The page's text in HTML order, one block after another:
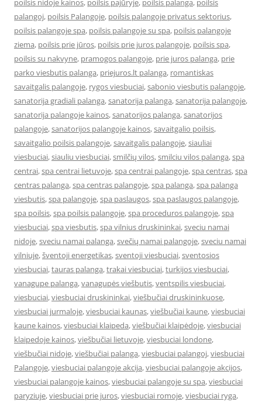
poilsis nidoje kainos, poilsis pajūryje, poilsis palanga, poilsis
palangoj, poilsis Palangoje, poilsis palangoje privatus sektorius,
poilsis palangoje spa, poilsis palangoje su spa, poilsis palangoje
ziema, poilsis prie jūros, poilsis prie juros palangoje, poilsis spa,
poilsis su nakvyne, pramogos palangoje, prie juros palanga, prie
parko viesbutis palanga, priejuros.lt palanga, romantiskas
savaitgalis palangoje, rygos viesbuciai,sabonio viesbutis palangoje,
sanatorija gradiali palanga,sanatorija palanga,sanatorija palangoje,
sanatorija palangoje kainos,sanatorijos palanga,sanatorijos
palangoje,sanatorijos palangoje kainos,savaitgalio poilsis,
savaitgalio poilsis palangoje,savaitgalis palangoje,siauliai
viesbuciai,siauliu viesbuciai,smilčių vilos,smilciu vilos palanga,spa
centrai,spa centrai lietuvoje,spa centrai palangoje,spa centras,spa
centras palanga,spa centras palangoje,spa palanga,spa palanga
viesbutis,spa palangoje,spa paslaugos,spa paslaugos palangoje,
spa poilsis,spa poilsis palangoje,spa proceduros palangoje,spa
viesbuciai,spa viesbutis,spa vilnius druskininkai,sveciu namai
nidoje,sveciu namai palanga,svečių namai palangoje,sveciu namai
vilniuje,šventoji energetikas,sventoji viesbuciai,sventosios
viesbuciai,tauras palanga,trakai viesbuciai,turkijos viesbuciai,
vanagupe palanga,vanagupės viešbutis,ventspilis viesbuciai,
viesbuciai,viesbuciai druskininkai,viešbučiai druskininkuose,
viesbuciai jurmaloje,viesbuciai kaunas,viešbučiai kaune,viesbuciai
kaune kainos,viesbuciai klaipeda,viešbučiai klaipėdoje,viesbuciai
klaipedoje kainos,viešbučiai lietuvoje,viesbuciai londone,
viešbučiai nidoje,viešbučiai palanga,viesbuciai palangoj,viesbuciai
Palangoje,viesbuciai palangoje akcija,viesbuciai palangoje akcijos,
viesbuciai palangoje kainos,viesbuciai palangoje su spa,viesbuciai
paryziuje,viesbuciai prie juros,viesbuciai romoje,viesbuciai ryga,